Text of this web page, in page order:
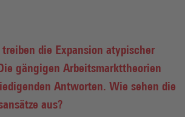
die Expansion atypischer
gängigen Arbeitsmarkttheorien
Antworten. Wie sehen die
aus?